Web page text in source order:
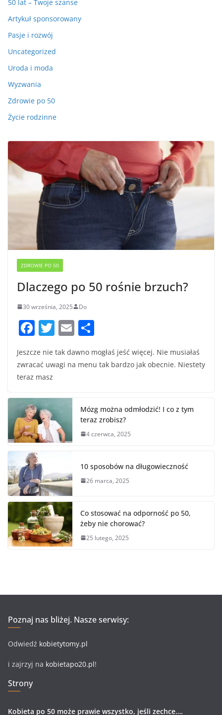
50 lat – Twoje szanse
Artykuł sponsorowany
Pasje i rozwój
Uncategorized
Uroda i moda
Wyzwania
Zdrowie po 50
Życie rodzinne
ZDROWIE PO 50
Dlaczego po 50 rośnie brzuch?
30 września, 2025 Do
F
c
e
o
o
k
T
w
itt
er
E
ai ar
Jeszcze nie tak dawno mogłaś jeść więcej. Nie musiałaś
zwracać uwagi na menu tak bardzo jak obecnie. Niestety
teraz masz
Mózg można odmłodzić! I co z tym
teraz zrobisz?
4 czerwca, 2025
10 sposobów na długowieczność
26 marca, 2025
Co stosować na odporność po 50,
żeby nie chorować?
25 lutego, 2025
Poznaj nas bliżej. Nasze serwisy:
Odwiedź kobietytomy.pl
i zajrzyj na kobietapo20.pl!
Strony
Kobieta po 50 może prawie wszystko, jeśli zechce….